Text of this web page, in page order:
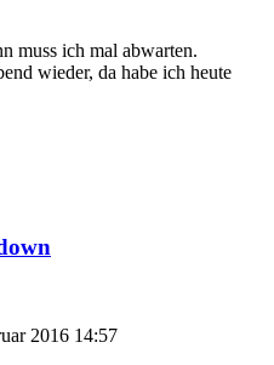
muss ich mal abwarten.
wieder, da habe ich heute
2016 14:57